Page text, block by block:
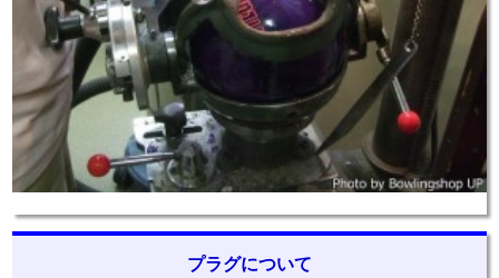
プラグについて